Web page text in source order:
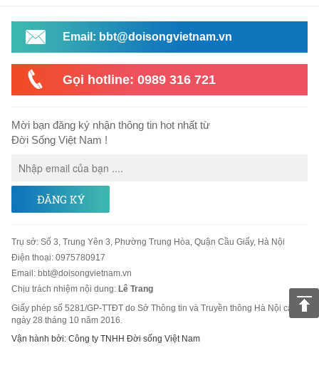
Email: bbt@doisongvietnam.vn
Gọi hotline: 0989 316 721
Mời bạn đăng ký nhận thông tin hot nhất từ
Đời Sống Việt Nam !
ĐĂNG KÝ
Trụ sở: Số 3, Trung Yên 3, Phường Trung Hòa, Quận Cầu Giấy, Hà Nội
Điện thoại: 0975780917
Email : bbt@doisongvietnam.vn
Chịu trách nhiệm nội dung: Lê Trang
Giấy phép số 5281/GP-TTĐT do Sở Thông tin và Truyền thông Hà Nội cấp
ngày 28 tháng 10 năm 2016.
Vận hành bởi: Công ty TNHH Đời sống Việt Nam